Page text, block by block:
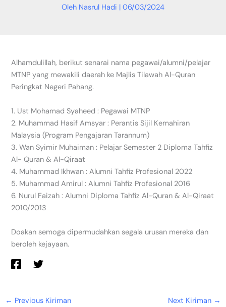
Oleh Nasrul Hadi | 06/03/2024
Alhamdulillah, berikut senarai nama pegawai/alumni/pelajar
MTNP yang mewakili daerah ke Majlis Tilawah Al-Quran
Peringkat Negeri Pahang.
1. Ust Mohamad Syaheed : Pegawai MTNP
2. ⁠Muhammad Hasif Amsyar : Perantis Sijil Kemahiran
Malaysia (Program Pengajaran Tarannum)
3. ⁠Wan Syimir Muhaiman : Pelajar Semester 2 Diploma Tahfiz
Al- Quran & Al-Qiraat
4. ⁠Muhammad Ikhwan : Alumni Tahfiz Profesional 2022
5. ⁠Muhammad Amirul : Alumni Tahfiz Profesional 2016
6. ⁠Nurul Faizah : Alumni Diploma Tahfiz Al-Quran & Al-Qiraat
2010/2013
Doakan semoga dipermudahkan segala urusan mereka dan
beroleh kejayaan.
← Previous Kiriman Next Kiriman →